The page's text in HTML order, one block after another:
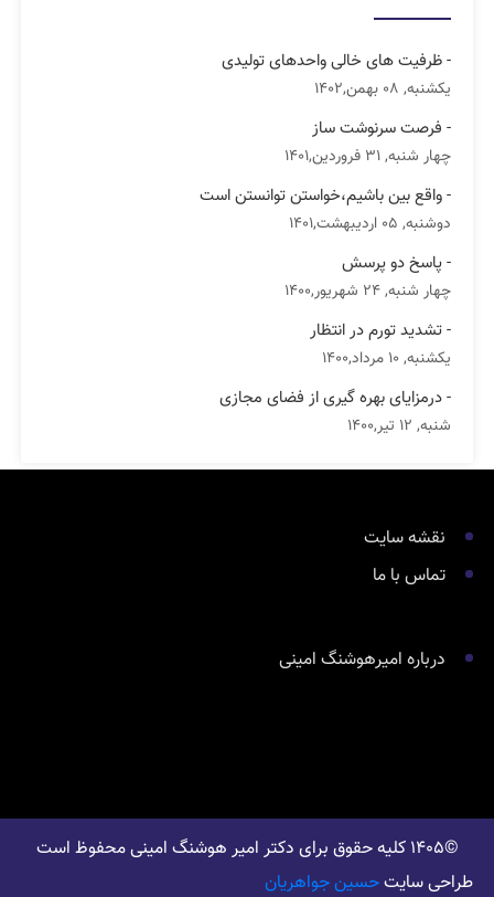
- ظرفیت های خالی واحدهای تولیدی
یکشنبه, 08 بهمن,1402
- فرصت سرنوشت ساز
چهار شنبه, 31 فروردین,1401
- واقع بین باشیم،خواستن توانستن است
دوشنبه, 05 اردیبهشت,1401
- پاسخ دو پرسش
چهار شنبه, 24 شهریور,1400
- تشدید تورم در انتظار
یکشنبه, 10 مرداد,1400
- درمزایای بهره گیری از فضای مجازی
شنبه, 12 تیر,1400
نقشه سایت
تماس با ما
درباره امیرهوشنگ امینی
©1405 کلیه حقوق برای دکتر امیر هوشنگ امینی محفوظ است
طراحی سایتحسین جواهریان